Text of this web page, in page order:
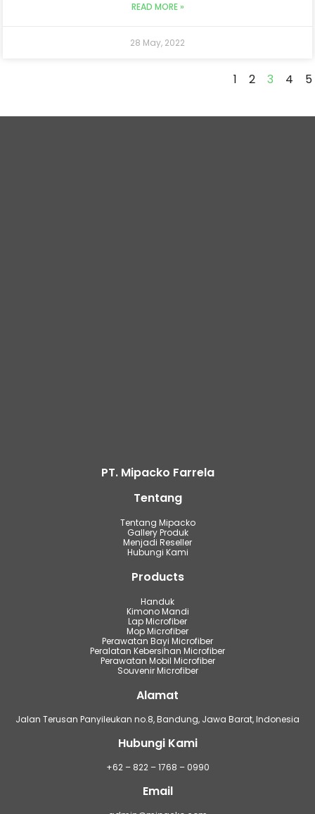
READ MORE »
28 May, 2022
1 2 3 4 5
PT. Mipacko Farrela
Tentang
Tentang Mipacko
Gallery Produk
Menjadi Reseller
Hubungi Kami
Products
Handuk
Kimono Mandi
Lap Microfiber
Mop Microfiber
Perawatan Bayi Microfiber
Peralatan Kebersihan Microfiber
Perawatan Mobil Microfiber
Souvenir Microfiber
Alamat
Jalan Terusan Panyileukan no.8, Bandung, Jawa Barat, Indonesia
Hubungi Kami
+62 – 822 – 1768 – 0990
Email